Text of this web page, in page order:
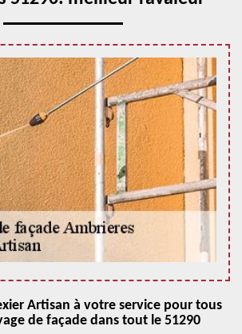
Artisan à votre service pour tous
de façade dans tout le 51290